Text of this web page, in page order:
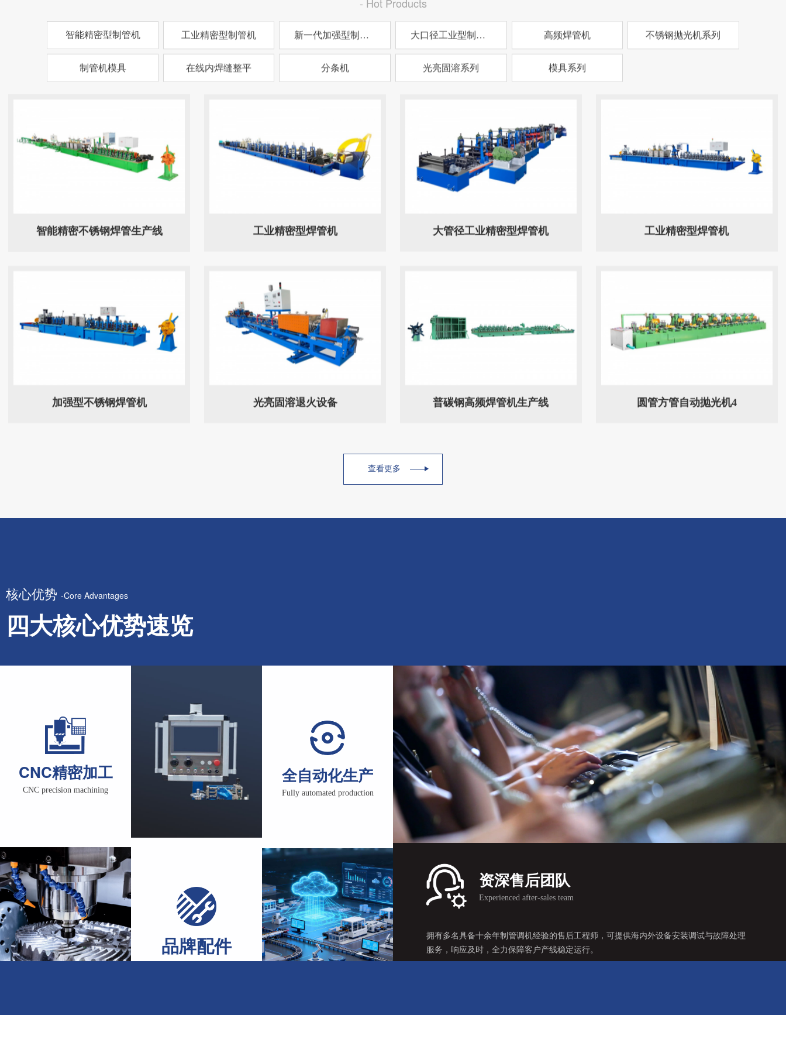
智能精密型制管机 工业精密型制管机 新一代加强型制管机 大口径工业型制管机 高频焊管机 不锈钢抛光机系列
制管机模具 在线内焊缝整平 分条机 光亮固溶系列 模具系列
智能精密不锈钢焊管生产线 工业精密型焊管机 大管径工业精密型焊管机 工业精密型焊管机
加强型不锈钢焊管机 光亮固溶退火设备 普碳钢高频焊管机生产线 圆管方管自动抛光机4
查看更多
核心优势 -Core Advantages
四大核心优势速览
CNC精密加工
CNC precision machining
CNC precision machining
采用 CNC 设备加工核心零部件，严格把控加工公差，保障整机装配精度与运行稳定性，可
充分满足高标准工业焊管生产的精度要求，助力产出高品质管材。
品牌配件
Branded accessories
品牌配件
Branded accessories
核心部件甄选伺服变频电机、品牌减速机等优质配件，搭配成熟装配工艺，有效提升设备
运行可靠性，降低日常维护频次，保障设备长期稳定运行。
全自动化生产
Fully automated production
全自动化生产
Fully automated production
生产线实现从进料成型到焊接切割全流程自动化作业，支持连续稳定生产，操作简便易上
手，可有效提升单位产能，优化生产管理效率与产出节奏。
资深售后团队
Experienced after-sales team
资深售后团队
Experienced after-sales team
拥有多名具备十余年制管调机经验的售后工程师，可提供海内外设备安装调试与故障处理
服务，响应及时，全力保障客户产线稳定运行。